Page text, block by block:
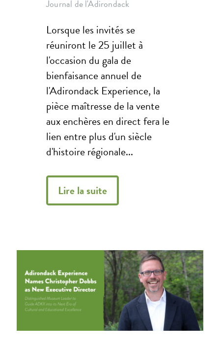
Journal de l'Adirondack
Lorsque les invités se
réuniront le 25 juillet à
l'occasion du gala de
bienfaisance annuel de
l'Adirondack Experience, la
pièce maîtresse de la vente
aux enchères en direct fera le
lien entre plus d'un siècle
d'histoire régionale...
Lire la suite